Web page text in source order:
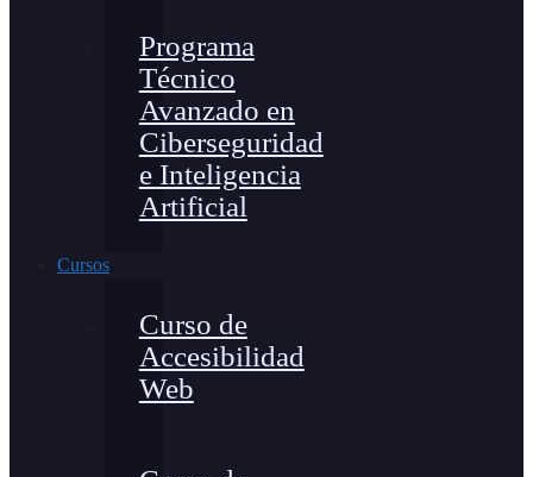
Programa
Técnico
Avanzado en
Ciberseguridad
e Inteligencia
Artificial
Cursos
Curso de
Accesibilidad
Web